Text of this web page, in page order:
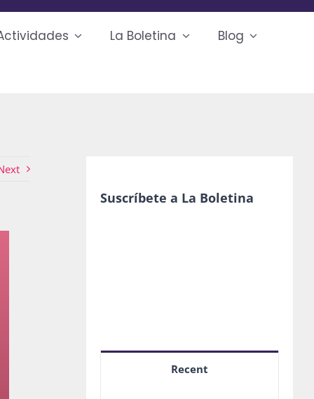
La Boletina Blog
Suscríbete a La Boletina
Recent